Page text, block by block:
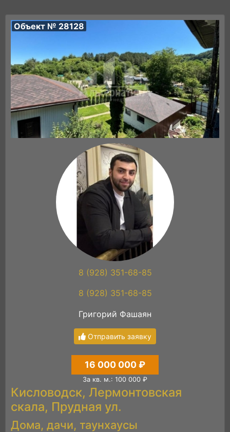
Объект № 28128
8 (928) 351-68-85
8 (928) 351-68-85
Григорий Фашаян
Отправить заявку
16 000 000 ₽
За кв. м.: 100 000 ₽
Кисловодск, Лермонтовская
скала, Прудная ул.
Дома, дачи, таунхаусы